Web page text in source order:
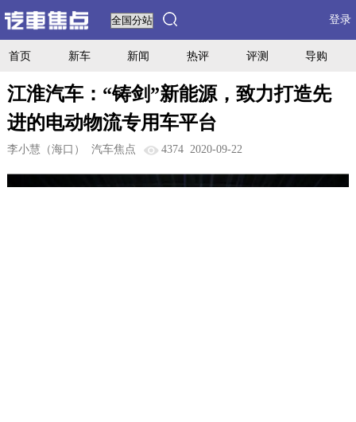
登录
首页 新车 新闻 热评 评测 导购
江淮汽车：“铸剑”新能源，致力打造先
进的电动物流专用车平台
李小慧（海口） 汽车焦点 4374 2020-09-22